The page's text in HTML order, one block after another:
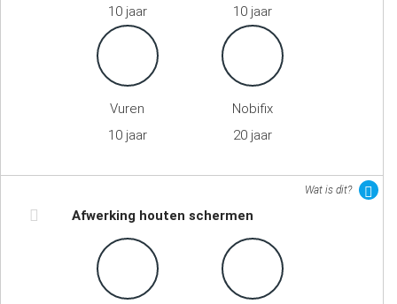
10 jaar
10 jaar
Vuren
10 jaar
Nobifix
20 jaar
Wat is dit?
Afwerking houten schermen